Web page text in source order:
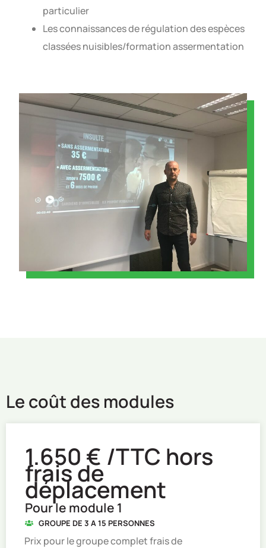
particulier
Les connaissances de régulation des espèces
classées nuisibles/formation assermentation
Le coût des modules
1.650 € /TTC hors
frais de
déplacement
Pour le module 1
GROUPE DE 3 A 15 PERSONNES
Prix pour le groupe complet frais de